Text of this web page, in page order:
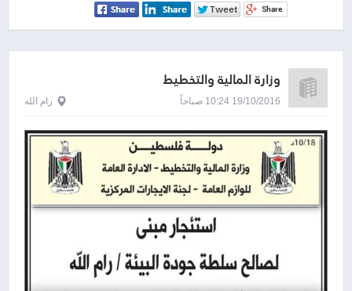
وزارة المالية والتخطيط
19/10/2016 10:24 صباحاً رام الله